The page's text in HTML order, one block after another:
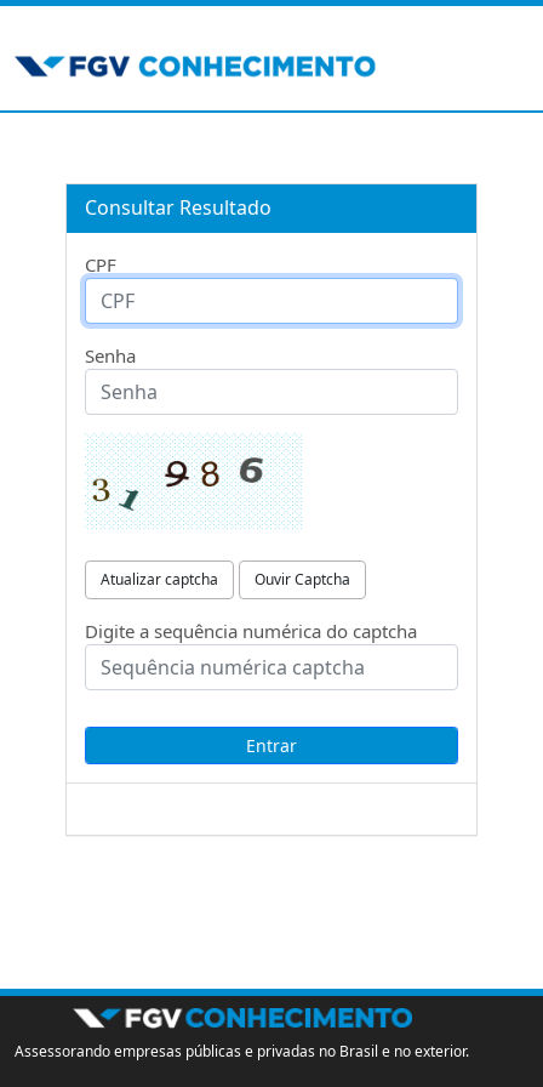
Consultar Resultado
CPF
Senha
Atualizar captcha Ouvir Captcha
Digite a sequência numérica do captcha
Assessorando empresas públicas e privadas no Brasil e no exterior.